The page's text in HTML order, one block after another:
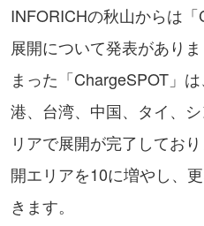
INFORICHの秋山からは
展開について発表があり
まった「ChargeSPOT」
港、台湾、中国、タイ、
リアで展開が完了してお
開エリアを10に増やし、
きます。